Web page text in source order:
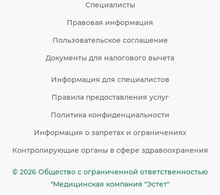
Специалисты
Правовая информация
Пользовательское соглашение
Документы для налогового вычета
Информация для специалистов
Правила предоставления услуг
Политика конфиденциальности
Информация о запретах и ограничениях
Контролирующие органы в сфере здравоохранения
© 2026 Общество c ограниченной ответственностью
"Медицинская компания "Эстет"